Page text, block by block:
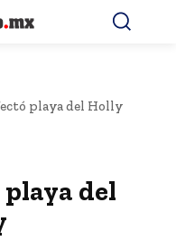
playa del Holly
del